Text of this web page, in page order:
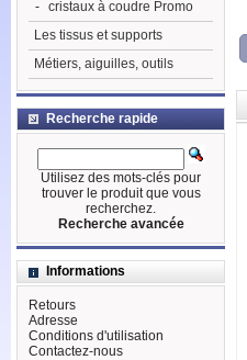
- cristaux à coudre Promo
Les tissus et supports
Métiers, aiguilles, outils
Recherche rapide
Utilisez des mots-clés pour
trouver le produit que vous
recherchez.
Recherche avancée
Informations
Retours
Adresse
Conditions d'utilisation
Contactez-nous